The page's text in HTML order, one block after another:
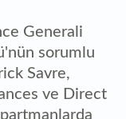
Generali
sorumlu
Savre,
ve Direct